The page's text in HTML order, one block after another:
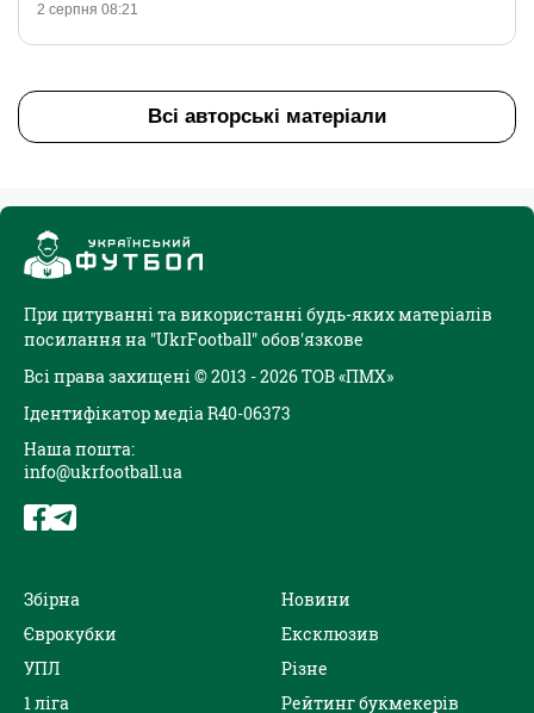
2 серпня 08:21
Всі авторські матеріали
При цитуванні та використанні будь-яких матеріалів
посилання на "UkrFootball" обов'язкове
Всі права захищені © 2013 - 2026 ТОВ «ПМХ»
Ідентифікатор медіа R40-06373
Наша пошта:
info@ukrfootball.ua
Збірна
Єврокубки
УПЛ
1 ліга
Новини
Ексклюзив
Різне
Рейтинг букмекерів